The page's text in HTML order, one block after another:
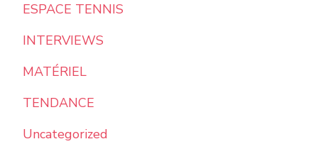
ESPACE TENNIS
INTERVIEWS
MATÉRIEL
TENDANCE
Uncategorized